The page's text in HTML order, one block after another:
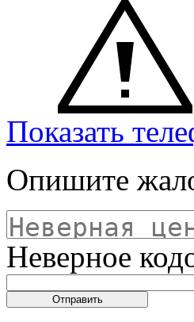
Показать
Опишите
Неверное